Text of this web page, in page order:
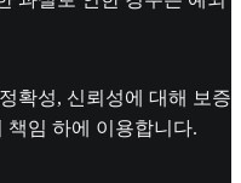
확성, 신뢰성에 대해 보증
책임 하에 이용합니다.